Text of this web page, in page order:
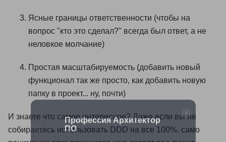
Ясные границы ответственности (чтобы на
вопрос "кто это сделал?" всегда был ответ, а не
неловкое молчание)
Простая масштабируемость (добавить новый
функционал так же просто, как добавить новую
папку в проект... ну, почти)
И знаете что самое интересное? Даже если вы не
собираетесь использовать DDD на все 100%, само
по
JavaScript-
Профессия Архитектор
ПО